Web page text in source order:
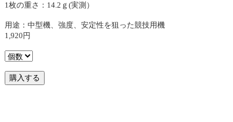
1枚の重さ：14.2ｇ(実測）
用途：中型機、強度、安定性を狙った競技用機
1,920円